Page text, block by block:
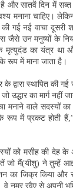
और सातवें दिन में सब्त
मनाना चाहिए।
गई नई वाचा दूसरी
जैसे उन मनुष्यों के
का यंत्र था और
रूप में माना जाता है।
द्वारा स्थापित की
उद्धार का मार्ग नहीं
मनाने वाले सदस्यों
रूप में प्रकट होती
को मसीह की देह के
मैं(यीशु) ने तुम्हें
का जिक्र किया और
रवैए से अपनी